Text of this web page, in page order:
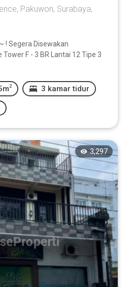
Pakuwon, Surabaya,
! Segera Disewakan
F - 3 BR Lantai 12 Tipe 3
2 3 kamar tidur
3,297